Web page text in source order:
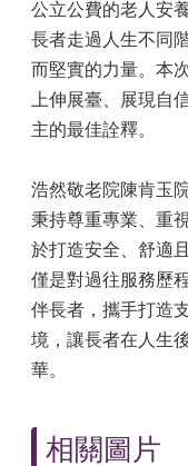
公立公費的老人安
長者走過人生不同
而堅實的力量。本
上伸展臺、展現自
主的最佳詮釋。
浩然敬老院陳肯玉
秉持尊重專業、重
於打造安全、舒適
僅是對過往服務歷
伴長者，攜手打造
境，讓長者在人生
華。
相關圖片